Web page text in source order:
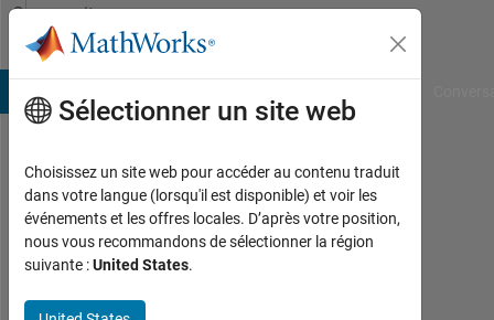
Passer au contenu
Community
Profile
Peter
Heriot
Watt
Sélectionner un site web
Choisissez un site web pour accéder au contenu traduit
dans votre langue (lorsqu'il est disponible) et voir les
événements et les offres locales. D’après votre position,
nous vous recommandons de sélectionner la région
suivante :United States.